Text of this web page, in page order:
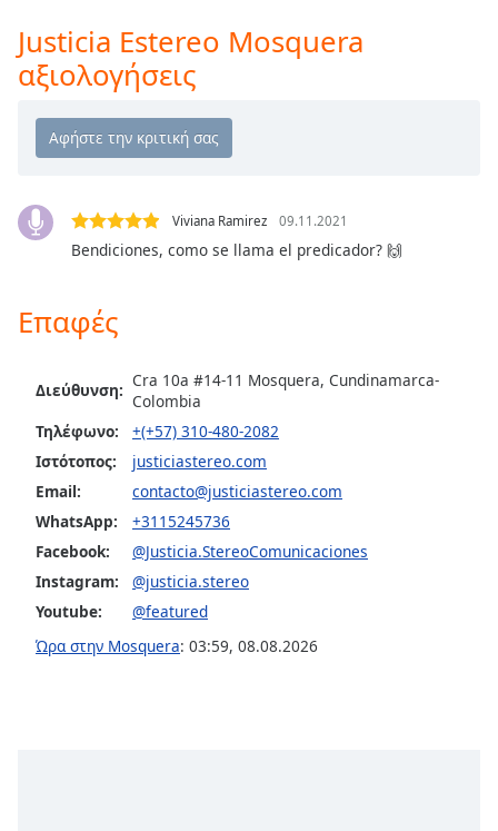
Chapters
Chapters
Descriptions
selected
settings,
settings
dialog
subtitles
off,
selected
Track
in-
Fullscreen
Justicia Estereo Mosquera
αξιολογήσεις
Viviana Ramirez 09.11.2021
Bendiciones, como se llama el predicador? 🙌
Επαφές
Διεύθυνση: Cra 10a #14-11 Mosquera, Cundinamarca-
Colombia
Τηλέφωνο:
+(+57) 310-480-2082
Ιστότοπος:
justiciastereo.com
Email:
contacto@justiciastereo.com
WhatsApp:
+3115245736
Facebook:
@Justicia.StereoComunicaciones
Instagram:
@justicia.stereo
Youtube:
@featured
Ώρα στην Mosquera: 03:59, 08.08.2026